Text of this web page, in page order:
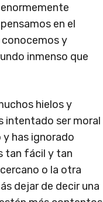
en el
conocemos y
inmenso que
hielos y
intentado ser moral
has ignorado
tan fácil y tan
o la otra
dejar de decir una